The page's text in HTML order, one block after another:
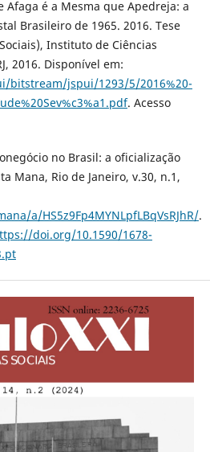
Afaga é a Mesma que Apedreja: a
Brasileiro de 1965. 2016. Tese
Instituto de Ciências
2016. Disponível em:
jspui/1293/5/2016%20-
. Acesso
no Brasil: a oficialização
Mana, Rio de Janeiro, v.30, n.1,
a/HS5z9Fp4MYNLpfLBqVsRJhR/.
doi.org/10.1590/1678-